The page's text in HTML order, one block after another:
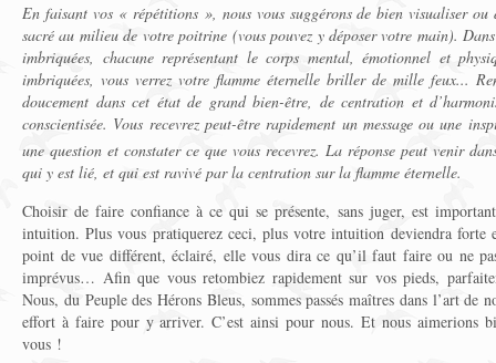
En faisant vos « répétitions », nous vous suggérons de bien visualiser
sacré au milieu de votre poitrine (vous pouvez y déposer votre main).
imbriquées, chacune représentant le corps mental, émotionnel et
imbriquées, vous verrez votre flamme éternelle briller de mille feux...
doucement dans cet état de grand bien-être, de centration et
conscientisée. Vous recevrez peut-être rapidement un message ou une
une question et constater ce que vous recevrez. La réponse peut venir
qui y est lié, et qui est ravivé par la centration sur la flamme éternelle.
Choisir de faire confiance à ce qui se présente, sans juger, est
intuition. Plus vous pratiquerez ceci, plus votre intuition deviendra forte
point de vue différent, éclairé, elle vous dira ce qu’il faut faire ou ne
imprévus… Afin que vous retombiez rapidement sur vos pieds,
Nous, du Peuple des Hérons Bleus, sommes passés maîtres dans l’art de
effort à faire pour y arriver. C’est ainsi pour nous. Et nous aimerions
vous !